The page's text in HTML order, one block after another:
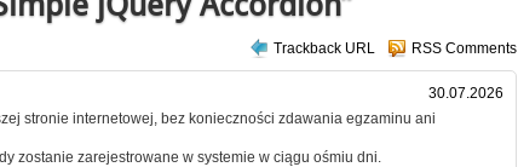
Trackback URL RSS Comments
30.07.2026
stronie internetowej, bez konieczności zdawania egzaminu ani
zostanie zarejestrowane w systemie w ciągu ośmiu dni.